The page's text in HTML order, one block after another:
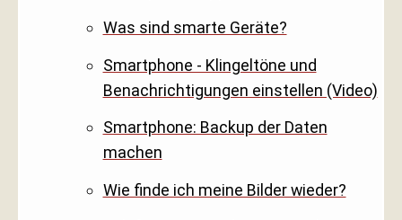
Was sind smarte Geräte?
Smartphone - Klingeltöne und
Benachrichtigungen einstellen (Video)
Smartphone: Backup der Daten
machen
Wie finde ich meine Bilder wieder?